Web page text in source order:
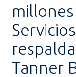
Tanner